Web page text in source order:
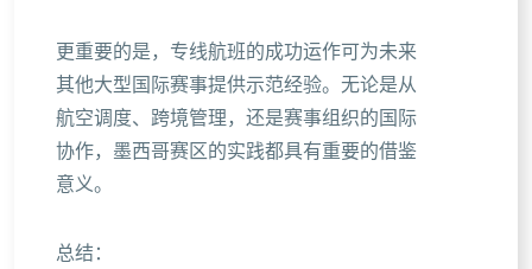
更重要的是，专线航班的成功运作可为未来
其他大型国际赛事提供示范经验。无论是从
航空调度、跨境管理，还是赛事组织的国际
协作，墨西哥赛区的实践都具有重要的借鉴
意义。
总结：